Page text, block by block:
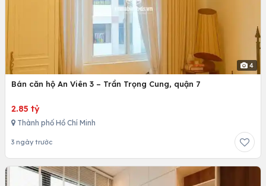
4
Bán căn hộ An Viên 3 – Trần Trọng Cung, quận 7
2.85 tỷ
Thành phố Hồ Chí Minh
3 ngày trước